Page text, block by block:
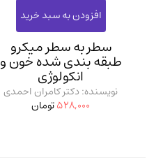
سطر به سطر میکرو
طبقه بندی شده خون و
انکولوژی
نویسنده: دکتر کامران احمدی
528,000تومان